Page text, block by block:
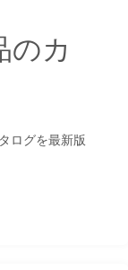
のカ
ログを最新版